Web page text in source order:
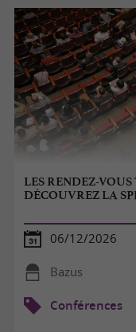
LES RENDEZ-
DÉCOUVREZ LA
06/12/2026
Bazus
Conférences